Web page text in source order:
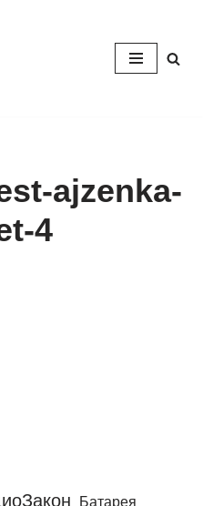
ajzenka-
4
Батарея